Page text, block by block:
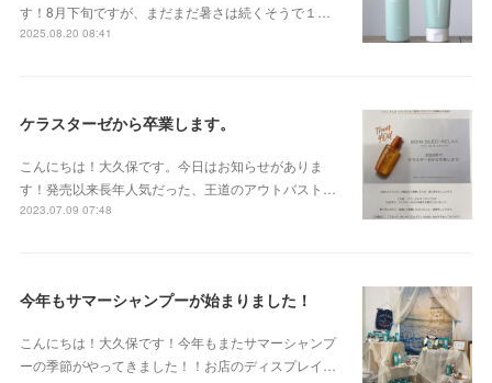
す！8月下旬ですが、まだまだ暑さは続くそうで１…
2025.08.20 08:41
ケラスターゼから卒業します。
こんにちは！大久保です。今日はお知らせがありま
す！発売以来長年人気だった、王道のアウトバスト…
2023.07.09 07:48
今年もサマーシャンプーが始まりました！
こんにちは！大久保です！今年もまたサマーシャンプ
ーの季節がやってきました！！お店のディスプレイ…